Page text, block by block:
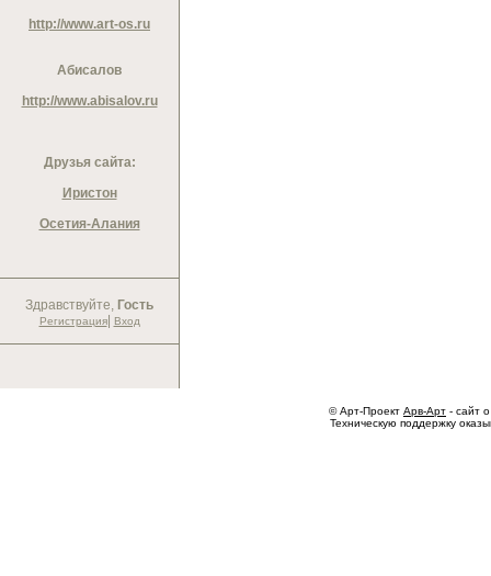
http://www.art-os.ru
Абисалов
http://www.abisalov.ru
Друзья сайта:
Иристон
Осетия-Алания
Здравствуйте, Гость
Регистрация| Вход
© Арт-Проект Арв-Арт - сайт
Техническую поддержку